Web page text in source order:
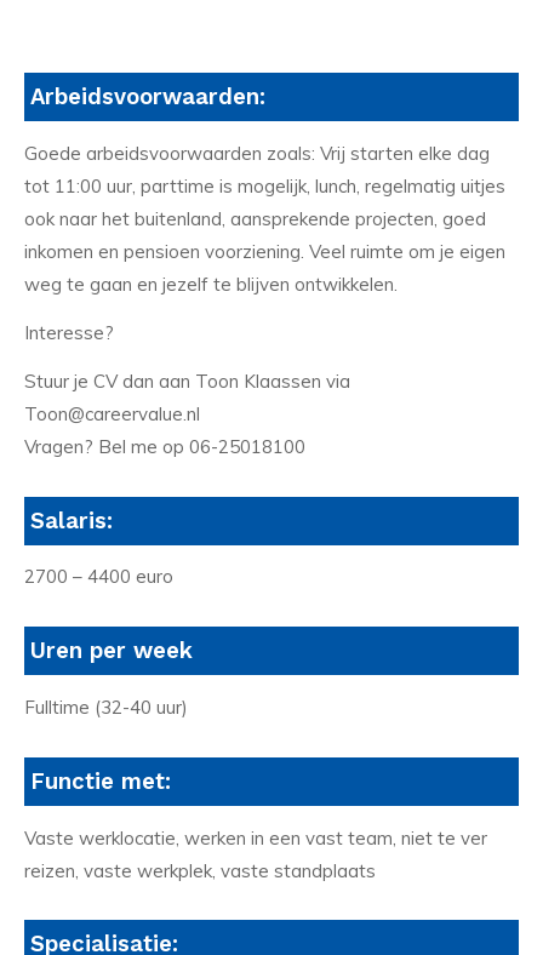
Arbeidsvoorwaarden:
Goede arbeidsvoorwaarden zoals: Vrij starten elke dag
tot 11:00 uur, parttime is mogelijk, lunch, regelmatig uitjes
ook naar het buitenland, aansprekende projecten, goed
inkomen en pensioen voorziening. Veel ruimte om je eigen
weg te gaan en jezelf te blijven ontwikkelen.
Interesse?
Stuur je CV dan aan Toon Klaassen via
Toon@careervalue.nl
Vragen? Bel me op 06-25018100
Salaris:
2700 – 4400 euro
Uren per week
Fulltime (32-40 uur)
Functie met:
Vaste werklocatie, werken in een vast team, niet te ver
reizen, vaste werkplek, vaste standplaats
Specialisatie: